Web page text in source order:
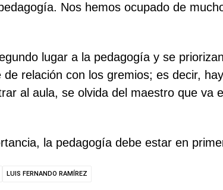
Nos hemos ocupado de
lugar a la pedagogía y se
relación con los gremios; es decir,
al aula, se olvida del maestro que va
la pedagogía debe estar en
LUIS FERNANDO RAMÍREZ